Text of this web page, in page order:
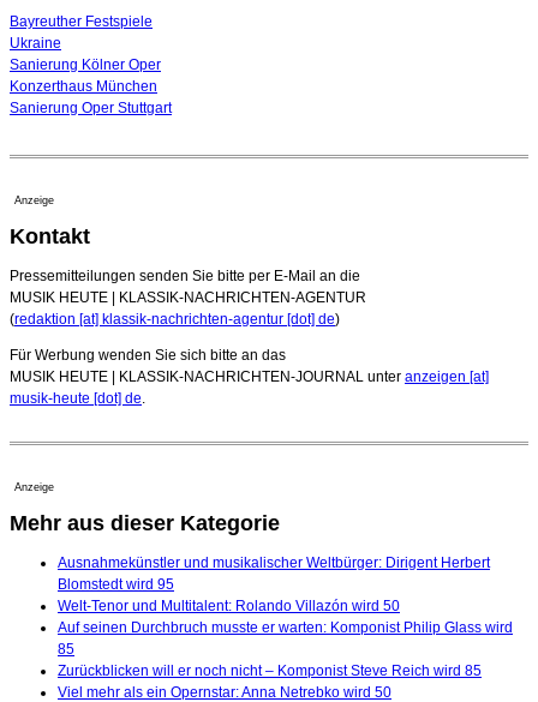
Bayreuther Festspiele
Ukraine
Sanierung Kölner Oper
Konzerthaus München
Sanierung Oper Stuttgart
Anzeige
Kontakt
Pressemitteilungen senden Sie bitte per E-Mail an die
MUSIK HEUTE | KLASSIK-NACHRICHTEN-AGENTUR
(redaktion [at] klassik-nachrichten-agentur [dot] de)
Für Werbung wenden Sie sich bitte an das
MUSIK HEUTE | KLASSIK-NACHRICHTEN-JOURNAL unter anzeigen [at]
musik-heute [dot] de
Anzeige
Mehr aus dieser Kategorie
Ausnahmekünstler und musikalischer Weltbürger: Dirigent Herbert
Blomstedt wird 95
Welt-Tenor und Multitalent: Rolando Villazón wird 50
Auf seinen Durchbruch musste er warten: Komponist Philip Glass wird
85
Zurückblicken will er noch nicht – Komponist Steve Reich wird 85
Viel mehr als ein Opernstar: Anna Netrebko wird 50